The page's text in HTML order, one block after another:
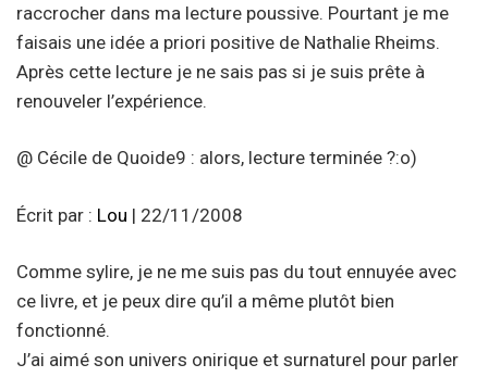
raccrocher dans ma lecture poussive. Pourtant je me
faisais une idée a priori positive de Nathalie Rheims.
Après cette lecture je ne sais pas si je suis prête à
renouveler l’expérience.
@ Cécile de Quoide9 : alors, lecture terminée ?:o)
Écrit par : Lou | 22/11/2008
Comme sylire, je ne me suis pas du tout ennuyée avec
ce livre, et je peux dire qu’il a même plutôt bien
fonctionné.
J’ai aimé son univers onirique et surnaturel pour parler